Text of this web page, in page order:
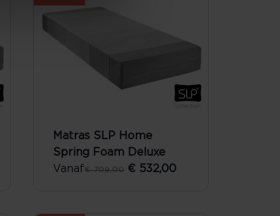
Matras SLP Home
Spring Foam Deluxe
Vanaf€ 709,00 € 532,00